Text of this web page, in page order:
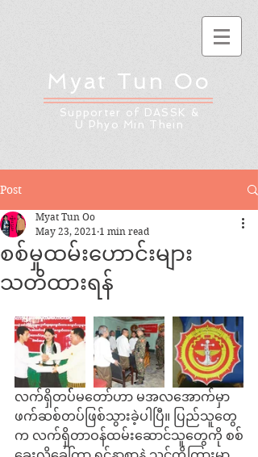
Myat Tun Oo
Supporter of DASSK &
U Phyo Min Thein
Post
စစ်မှုထမ်းဟောင်းများ
သတိထားရန်
Myat Tun Oo
May 23, 2021 1 min read
လက်ရှိတပ််မတော်ဟာ မအလအောက်မှာ
ဖက်ဆစ်တပ်ဖြစ်သွားခဲ့ပါပြီ။ ပြည်သူတွေ
က လက်ရှိတာဝန်ထမ်းဆောင်သူတွေကို စစ်